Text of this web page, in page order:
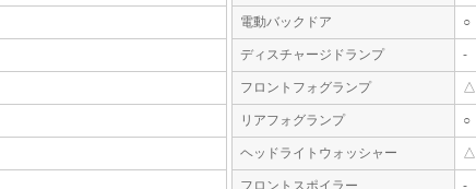
電動バックドア ○
ディスチャージドランプ -
フロントフォグランプ △
リアフォグランプ ○
ヘッドライトウォッシャー △
フロントスポイラー -